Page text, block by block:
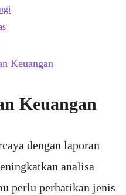
Keuangan
Keuangan
dengan laporan
analisa
perlu perhatikan jenis